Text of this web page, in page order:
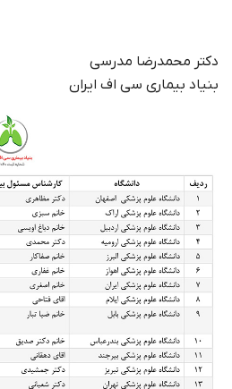
دکتر محمدرضا مدرسی
بنیاد بیماری سی اف ایران